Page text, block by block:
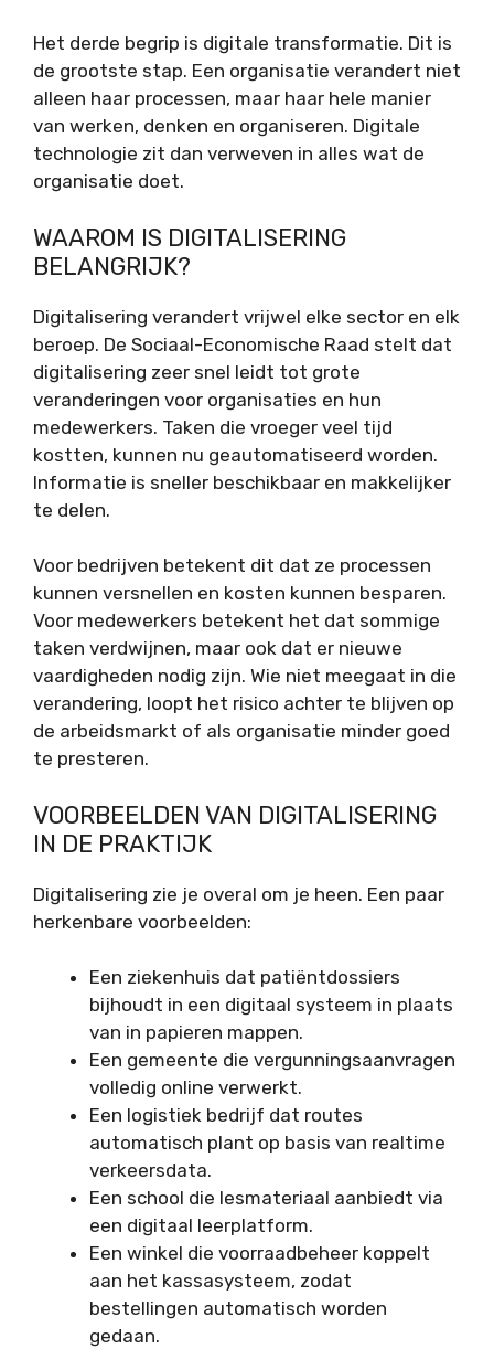
Het derde begrip is digitale transformatie. Dit is
de grootste stap. Een organisatie verandert niet
alleen haar processen, maar haar hele manier
van werken, denken en organiseren. Digitale
technologie zit dan verweven in alles wat de
organisatie doet.
WAAROM IS DIGITALISERING
BELANGRIJK?
Digitalisering verandert vrijwel elke sector en elk
beroep. De Sociaal-Economische Raad stelt dat
digitalisering zeer snel leidt tot grote
veranderingen voor organisaties en hun
medewerkers. Taken die vroeger veel tijd
kostten, kunnen nu geautomatiseerd worden.
Informatie is sneller beschikbaar en makkelijker
te delen.
Voor bedrijven betekent dit dat ze processen
kunnen versnellen en kosten kunnen besparen.
Voor medewerkers betekent het dat sommige
taken verdwijnen, maar ook dat er nieuwe
vaardigheden nodig zijn. Wie niet meegaat in die
verandering, loopt het risico achter te blijven op
de arbeidsmarkt of als organisatie minder goed
te presteren.
VOORBEELDEN VAN DIGITALISERING
IN DE PRAKTIJK
Digitalisering zie je overal om je heen. Een paar
herkenbare voorbeelden:
Een ziekenhuis dat patiëntdossiers
bijhoudt in een digitaal systeem in plaats
van in papieren mappen.
Een gemeente die vergunningsaanvragen
volledig online verwerkt.
Een logistiek bedrijf dat routes
automatisch plant op basis van realtime
verkeersdata.
Een school die lesmateriaal aanbiedt via
een digitaal leerplatform.
Een winkel die voorraadbeheer koppelt
aan het kassasysteem, zodat
bestellingen automatisch worden
gedaan.